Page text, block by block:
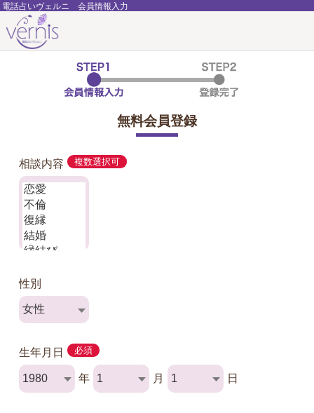
電話占いヴェルニ 会員情報入力
無料会員登録
相談内容 複数選択可
性別
生年月日 必須
年 月 日